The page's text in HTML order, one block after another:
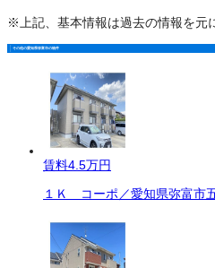
※上記、基本情報は過去の情報を元
その他の愛知県弥富市の物件
賃料4.5万円
１Ｋ コーポ／愛知県弥富市